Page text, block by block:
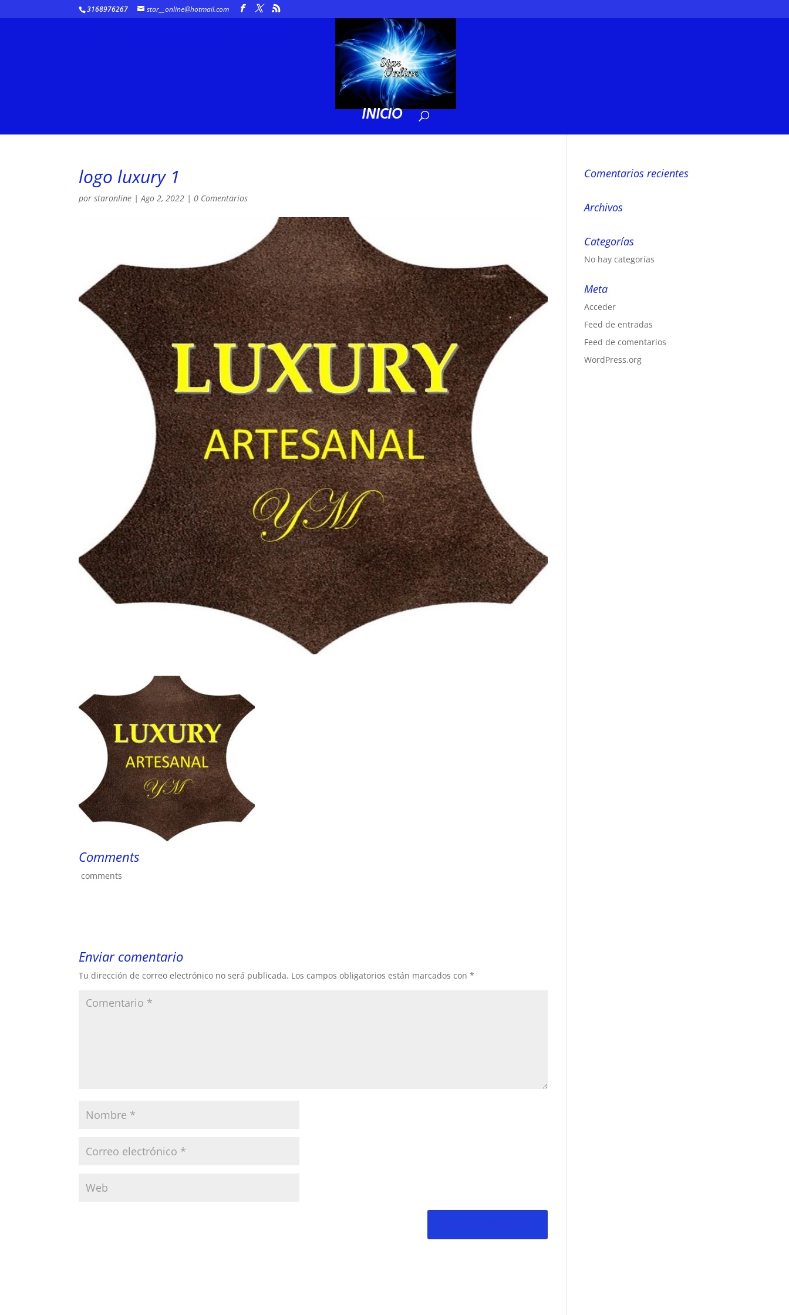
3168976267 star__online@hotmail.com
INICIO
logo luxury 1
porstaronline |Ago 2, 2022 |0 Comentarios
Comments
comments
Enviar comentario
Tu dirección de correo electrónico no será publicada. Los campos obligatorios están marcados con*
Comentarios recientes
Archivos
Categorías
No hay categorías
Meta
Acceder
Feed de entradas
Feed de comentarios
WordPress.org